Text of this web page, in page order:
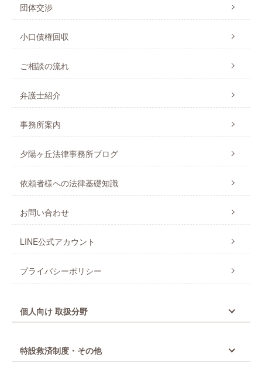
団体交渉
小口債権回収
ご相談の流れ
弁護士紹介
事務所案内
夕陽ヶ丘法律事務所ブログ
依頼者様への法律基礎知識
お問い合わせ
LINE公式アカウント
プライバシーポリシー
個人向け 取扱分野
特設救済制度・その他